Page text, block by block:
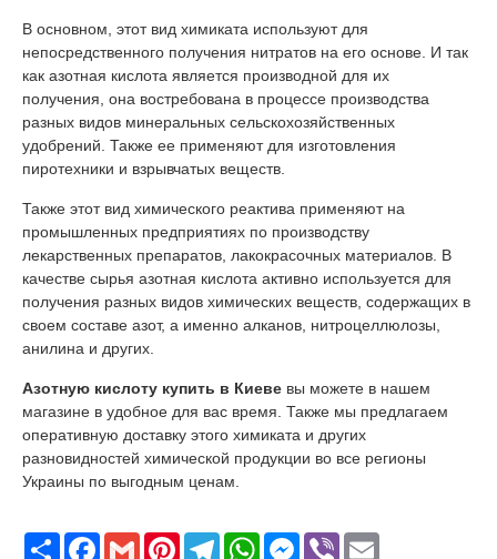
В основном, этот вид химиката используют для
непосредственного получения нитратов на его основе. И так
как азотная кислота является производной для их
получения, она востребована в процессе производства
разных видов минеральных сельскохозяйственных
удобрений. Также ее применяют для изготовления
пиротехники и взрывчатых веществ.
Также этот вид химического реактива применяют на
промышленных предприятиях по производству
лекарственных препаратов, лакокрасочных материалов. В
качестве сырья азотная кислота активно используется для
получения разных видов химических веществ, содержащих в
своем составе азот, а именно алканов, нитроцеллюлозы,
анилина и других.
Азотную кислоту купить в Киеве вы можете в нашем
магазине в удобное для вас время. Также мы предлагаем
оперативную доставку этого химиката и других
разновидностей химической продукции во все регионы
Украины по выгодным ценам.
ПоширитиFacebook
Gmail PinterestTelegramWhatsAppMessenger
Viber